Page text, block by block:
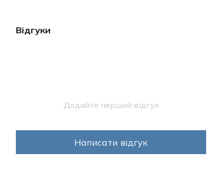
Відгуки
Додайте перший відгук
Написати відгук